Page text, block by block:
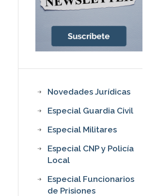
Novedades Jurídicas
Especial Guardia Civil
Especial Militares
Especial CNP y Policía
Local
Especial Funcionarios
de Prisiones